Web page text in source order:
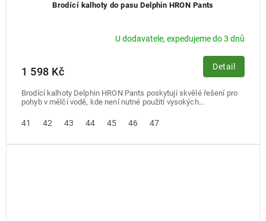
Brodící kalhoty do pasu Delphin HRON Pants
U dodavatele, expedujeme do 3 dnů
1 598 Kč Detail
Brodící kalhoty Delphin HRON Pants poskytují skvělé řešení pro
pohyb v mělčí vodě, kde není nutné použití vysokých...
41 42 43 44 45 46 47